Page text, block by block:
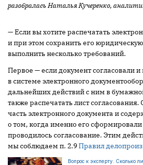
разобралась Наталья Кучеренко,
— Если вы хотите распечатать
и при этом сохранить его
выполнить несколько требований.
Первое — если документ согласовали
в системе электронного
дальнейших действий с ним в
также распечатать лист
часть электронного документа и
о том, когда именно его сформировали
проводилось согласование. Этим
мы соблюдаем п. 2.9Правил
Вопрос к эксперту. Сколько